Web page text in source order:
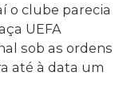
o clube parecia
UEFA
sob as ordens
até à data um